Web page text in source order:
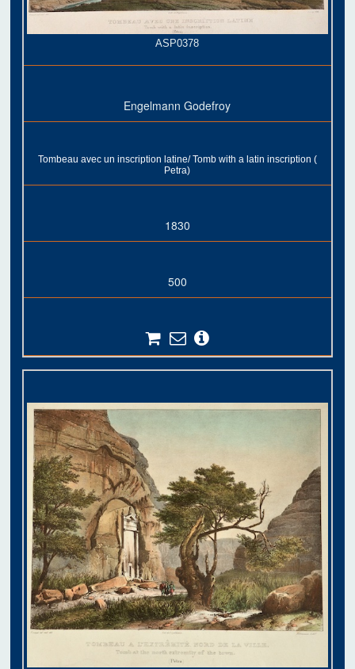
ASP0378
Engelmann Godefroy
Tombeau avec un inscription latine/ Tomb with a latin inscription (
Petra)
1830
500